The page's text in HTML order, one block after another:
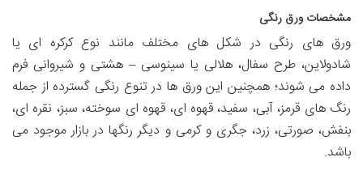
مشخصات ورق رنگی
ورق های رنگی در شکل های مختلف مانند نوع کرکره ای یا
شادولاین، طرح سفال، هلالی یا سینوسی – هشتی و شیروانی فرم
داده می شوند؛ همچنین این ورق ها در تنوع رنگی گسترده از جمله
رنگ های قرمز، آبی، سفید، قهوه ای، قهوه ای سوخته، سبز، نقره ای،
بنفش، صورتی، زرد، جگری و کرمی و دیگر رنگها در بازار موجود می
باشد.